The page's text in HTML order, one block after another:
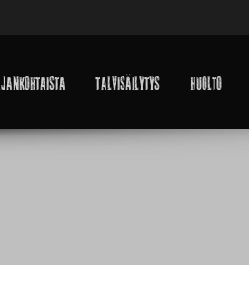
Talvisäilytys Huolto